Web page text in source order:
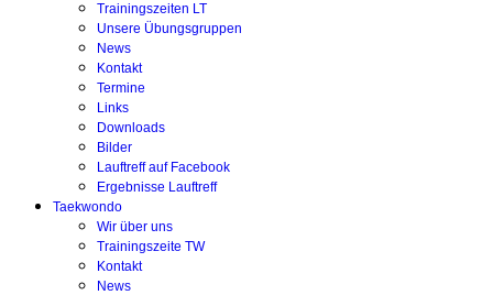
Trainingszeiten LT
Unsere Übungsgruppen
News
Kontakt
Termine
Links
Downloads
Bilder
Lauftreff auf Facebook
Ergebnisse Lauftreff
Taekwondo
Wir über uns
Trainingszeite TW
Kontakt
News